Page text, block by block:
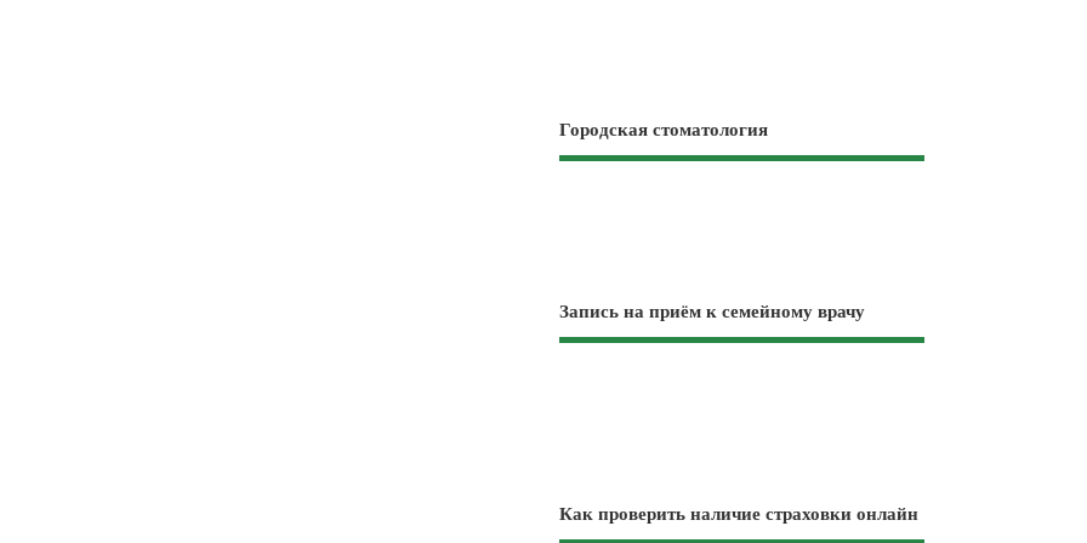
Городская стоматология
Запись на приём к семейному врачу
Как проверить наличие страховки онлайн